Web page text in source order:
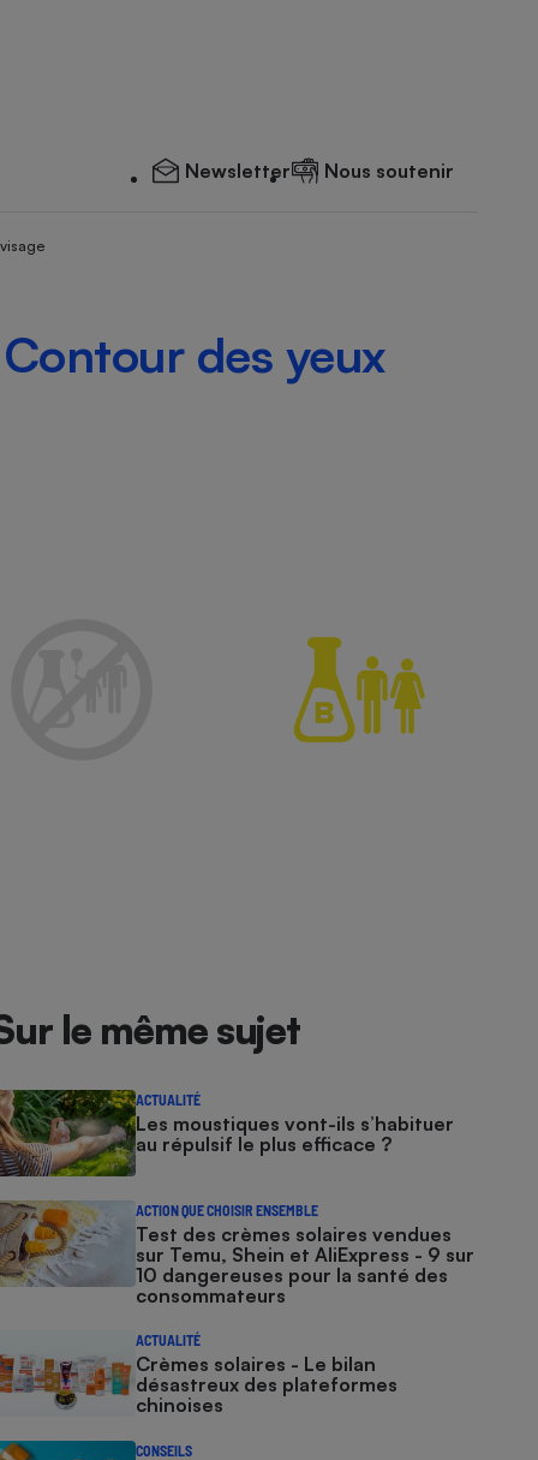
Newsletter Nous soutenir
des yeux
le même sujet
ACTUALITÉ
Les moustiques vont-ils s’habituer
au répulsif le plus efficace ?
ACTION QUE CHOISIR ENSEMBLE
Test des crèmes solaires vendues
sur Temu, Shein et AliExpress - 9 sur
10 dangereuses pour la santé des
consommateurs
ACTUALITÉ
Crèmes solaires - Le bilan
désastreux des plateformes
chinoises
CONSEILS